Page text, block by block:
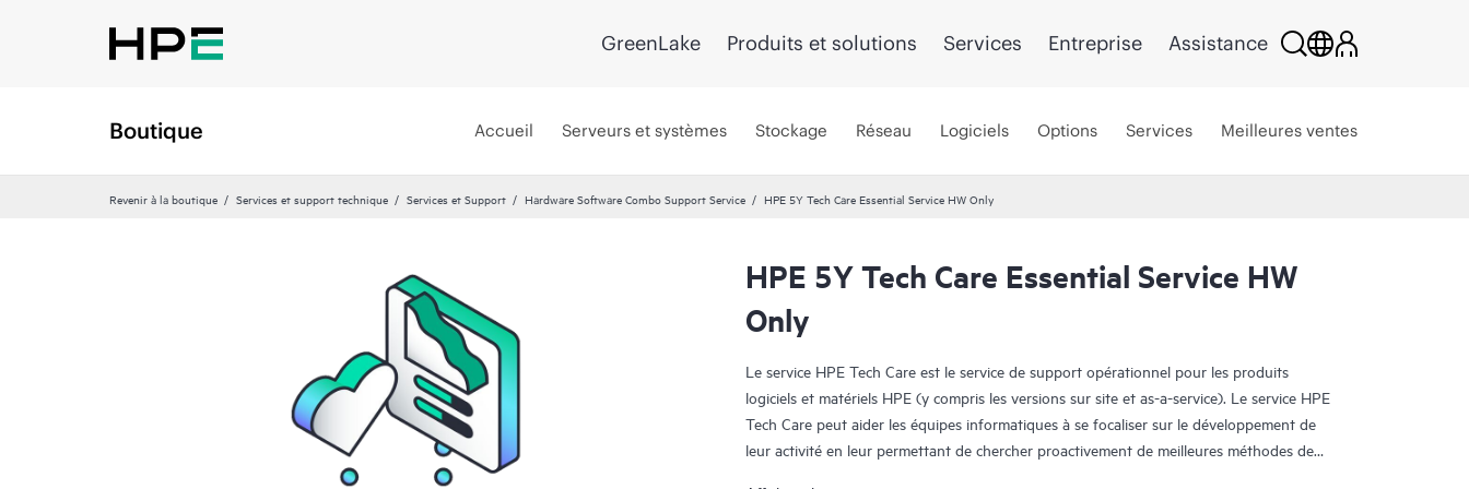
GreenLake Produits et solutions Services Entreprise Assistance
Boutique Accueil Serveurs et systèmes Stockage Réseau Logiciels Options Services Meilleures ventes
Revenir à la boutique Services et support technique Services et Support Hardware Software Combo Support Service HPE 5Y Tech Care Essential Service HW Only
HPE 5Y Tech Care Essential Service HW
Only
Le service HPE Tech Care est le service de support opérationnel pour les produits
logiciels et matériels HPE (y compris les versions sur site et as-a-service). Le service HPE
Tech Care peut aider les équipes informatiques à se focaliser sur le développement de
leur activité en leur permettant de chercher proactivement de meilleures méthodes de